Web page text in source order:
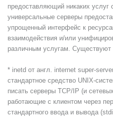
предоставляющий никаких услуг
универсальные серверы
упрощенный интерфейс к
взаимодействия и/или
различным услугам. Существуют
* inetd от англ. internet super-
стандартное средство UNIX-
писать серверы TCP/IP (и
работающие с клиентом через
стандартного ввода и вывода